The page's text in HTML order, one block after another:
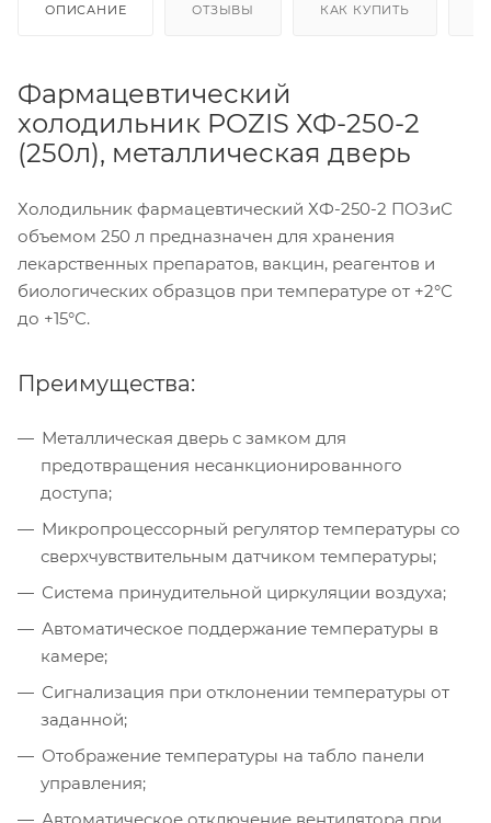
ОПИСАНИЕ ОТЗЫВЫ КАК КУПИТЬ
Фармацевтический
холодильник POZIS ХФ-250-2
(250л), металлическая дверь
Холодильник фармацевтический ХФ-250-2 ПОЗиС
объемом 250 л предназначен для хранения
лекарственных препаратов, вакцин, реагентов и
биологических образцов при температуре от +2°С
до +15°С.
Преимущества:
Металлическая дверь с замком для
предотвращения несанкционированного
доступа;
Микропроцессорный регулятор температуры со
сверхчувствительным датчиком температуры;
Система принудительной циркуляции воздуха;
Автоматическое поддержание температуры в
камере;
Сигнализация при отклонении температуры от
заданной;
Отображение температуры на табло панели
управления;